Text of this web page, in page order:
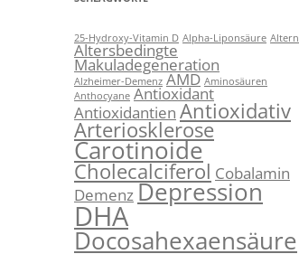
25-Hydroxy-Vitamin D Alpha-Liponsäure Altern
Altersbedingte
Makuladegeneration
Alzheimer-Demenz AMD Aminosäuren
Anthocyane Antioxidant
Antioxidantien Antioxidativ
Arteriosklerose
Carotinoide
Cholecalciferol Cobalamin
DemenzDepression
DHA
Docosahexaensäure